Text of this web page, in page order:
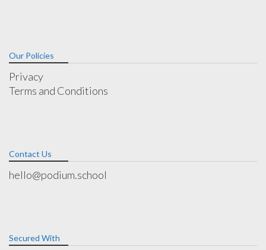
Our Policies
Privacy
Terms and Conditions
Contact Us
hello@podium.school
Secured With